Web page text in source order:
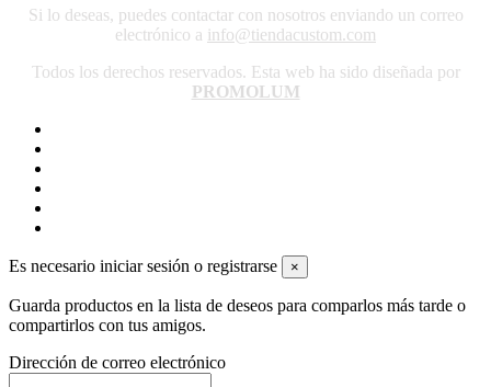
Si lo deseas, puedes contactar con nosotros enviando un correo
electrónico a info@tiendacustom.com
Todos los derechos reservados. Esta web ha sido diseñada por
PROMOLUM
Es necesario iniciar sesión o registrarse ×
Guarda productos en la lista de deseos para comparlos más tarde o
compartirlos con tus amigos.
Dirección de correo electrónico